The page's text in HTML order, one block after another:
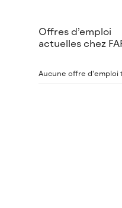
Offres d’emploi
actuelles chez
Aucune offre d’emploi